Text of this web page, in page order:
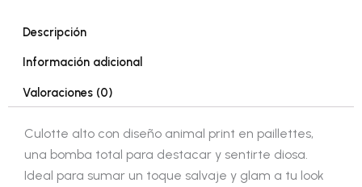
Descripción
Información adicional
Valoraciones (0)
Culotte alto con diseño animal print en paillettes,
una bomba total para destacar y sentirte diosa.
Ideal para sumar un toque salvaje y glam a tu look